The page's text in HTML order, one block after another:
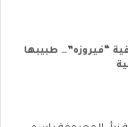
“فيروزه”… طبيبها